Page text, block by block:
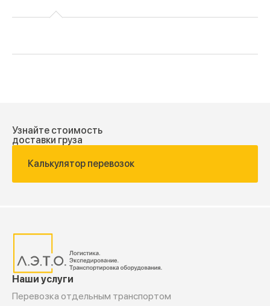
Узнайте стоимость
доставки груза
Калькулятор перевозок
Наши услуги
Перевозка отдельным транспортом